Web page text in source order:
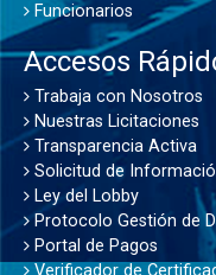
Funcionarios
Accesos
Trabaja con Nosotros
Nuestras Licitaciones
Transparencia Activa
Solicitud de
Ley del Lobby
Protocolo Gestión de
Portal de Pagos